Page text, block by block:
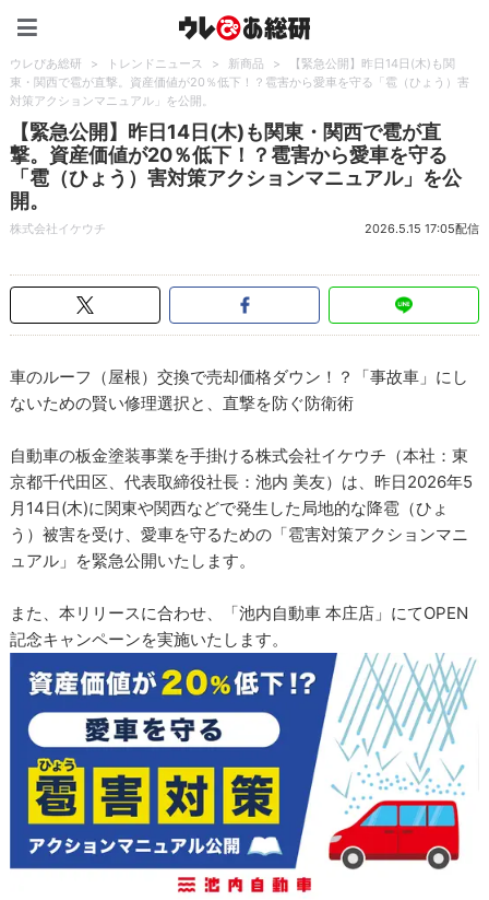
ウレぴあ総研 > トレンドニュース > 新商品 >
【緊急公開】昨日14日(木)も関
東・関西で雹が直撃。資産価値が20％低下！？雹害から愛車を守る「雹（ひょう）害
対策アクションマニュアル」を公開。
【緊急公開】昨日14日(木)も関東・関西で雹が直
撃。資産価値が20％低下！？雹害から愛車を守る
「雹（ひょう）害対策アクションマニュアル」を公
開。
株式会社イケウチ 2026.5.15 17:05配信
車のルーフ（屋根）交換で売却価格ダウン！？「事故車」にし
ないための賢い修理選択と、直撃を防ぐ防衛術
自動車の板金塗装事業を手掛ける株式会社イケウチ（本社：東
京都千代田区、代表取締役社長：池内 美友）は、昨日2026年5
月14日(木)に関東や関西などで発生した局地的な降雹（ひょ
う）被害を受け、愛車を守るための「雹害対策アクションマニ
ュアル」を緊急公開いたします。
また、本リリースに合わせ、「池内自動車 本庄店」にてOPEN
記念キャンペーンを実施いたします。